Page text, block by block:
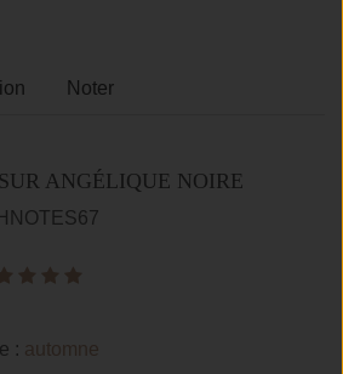
Noter
ANGÉLIQUE NOIRE
: automne